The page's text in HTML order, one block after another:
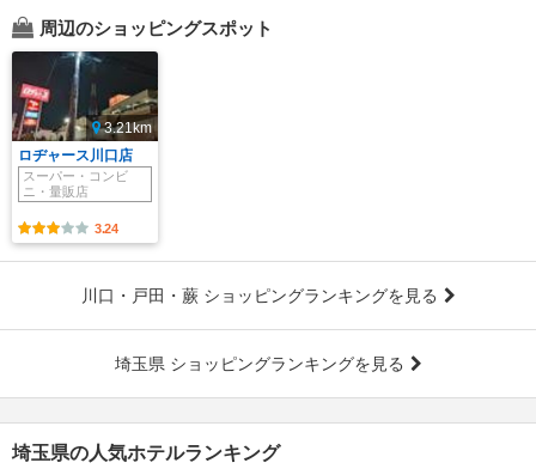
周辺のショッピングスポット
3.21km
ロヂャース川口店
スーパー・コンビ
ニ・量販店
3.24
川口・戸田・蕨 ショッピングランキングを見る
埼玉県 ショッピングランキングを見る
埼玉県の人気ホテルランキング